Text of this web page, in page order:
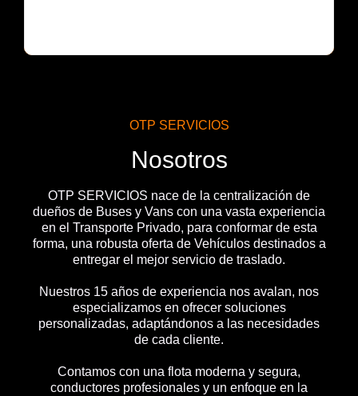
OTP SERVICIOS
Nosotros
OTP SERVICIOS nace de la centralización de
dueños de Buses y Vans con una vasta experiencia
en el Transporte Privado, para conformar de esta
forma, una robusta oferta de Vehículos destinados a
entregar el mejor servicio de traslado.
Nuestros 15 años de experiencia nos avalan, nos
especializamos en ofrecer soluciones
personalizadas, adaptándonos a las necesidades
de cada cliente.
Contamos con una flota moderna y segura,
conductores profesionales y un enfoque en la